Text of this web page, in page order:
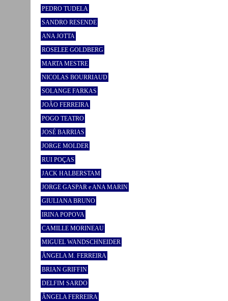
PEDRO TUDELA
SANDRO RESENDE
ANA JOTTA
ROSELEE GOLDBERG
MARTA MESTRE
NICOLAS BOURRIAUD
SOLANGE FARKAS
JOÃO FERREIRA
POGO TEATRO
JOSÉ BARRIAS
JORGE MOLDER
RUI POÇAS
JACK HALBERSTAM
JORGE GASPAR e ANA MARIN
GIULIANA BRUNO
IRINA POPOVA
CAMILLE MORINEAU
MIGUEL WANDSCHNEIDER
ÂNGELA M. FERREIRA
BRIAN GRIFFIN
DELFIM SARDO
ÂNGELA FERREIRA